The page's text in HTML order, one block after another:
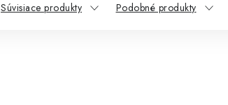
Súvisiace produkty Podobné produkty